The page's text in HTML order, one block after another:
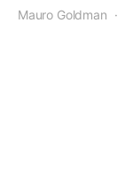
Mauro Goldman